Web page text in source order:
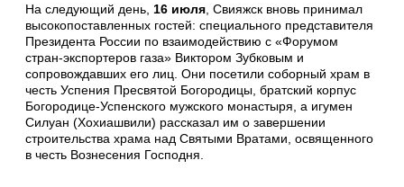
На следующий день, 16 июля , Свияжск вновь принимал
высокопоставленных гостей: специального представителя
Президента России по взаимодействию с «Форумом
стран-экспортеров газа» Виктором Зубковым и
сопровождавших его лиц. Они посетили соборный храм в
честь Успения Пресвятой Богородицы, братский корпус
Богородице-Успенского мужского монастыря, а игумен
Силуан (Хохиашвили) рассказал им о завершении
строительства храма над Святыми Вратами, освященного
в честь Вознесения Господня.